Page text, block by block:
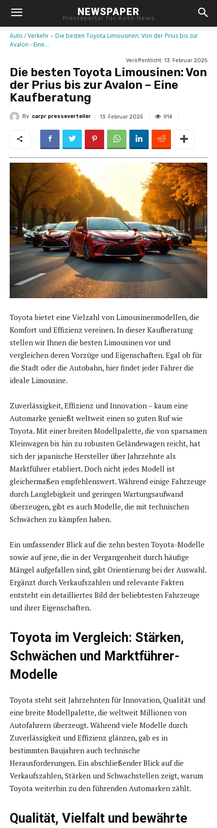
NEWSPAPER
Presseportal für Auto-News
Auto / Verkehr
Die besten Toyota Limousinen: Von der Prius bis zur
Avalon - Eine...
Veröffentlicht: 13. Februar 2025
Die besten Toyota Limousinen: Von
der Prius bis zur Avalon – Eine
Kaufberatung
By carpr presseverteiler 13. Februar 2025 914
Toyota bietet eine Vielzahl von Limousinenmodellen, die
Komfort und Effizienz vereinen. In dieser Kaufberatung
stellen wir Ihnen die besten Limousinen vor und
vergleichen deren Vorzüge und Eigenschaften. Egal ob für
die Stadt oder die Autobahn, hier findet jeder Fahrer die
ideale Limousine.
Zuverlässigkeit, Effizienz und Innovation – kaum eine
Automarke genießt weltweit einen so guten Ruf wie
Toyota. Mit einer breiten Modellpalette, die von sparsamen
Kleinwagen bis hin zu robusten Geländewagen reicht, hat
sich der japanische Hersteller über Jahrzehnte als
Marktführer etabliert. Doch nicht jedes Modell ist
gleichermaßen empfehlenswert. Während einige Fahrzeuge
durch Langlebigkeit und geringen Wartungsaufwand
überzeugen, gibt es auch Modelle, die mit technischen
Schwächen zu kämpfen haben.
Ein umfassender Blick auf die zehn besten Toyota-Modelle
sowie auf jene, die in der Vergangenheit durch häufige
Mängel aufgefallen sind, gibt Orientierung bei der Auswahl.
Ergänzt durch Verkaufszahlen und relevante Fakten
entsteht ein detailliertes Bild der beliebtesten Fahrzeuge
und ihrer Eigenschaften.
Toyota im Vergleich: Stärken,
Schwächen und Marktführer-
Modelle
Toyota steht seit Jahrzehnten für Innovation, Qualität und
eine breite Modellpalette, die weltweit Millionen von
Autofahrern überzeugt. Während viele Modelle durch
Zuverlässigkeit und Effizienz glänzen, gab es in
bestimmten Baujahren auch technische
Herausforderungen. Ein abschließender Blick auf die
Verkaufszahlen, Stärken und Schwachstellen zeigt, warum
Toyota weiterhin zu den führenden Automarken zählt.
Qualität, Vielfalt und bewährte